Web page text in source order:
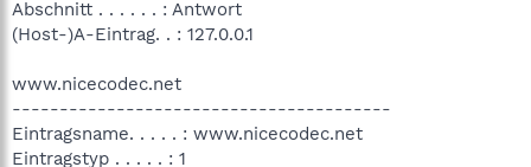
Abschnitt . . . . . . : Antwort
(Host-)A-Eintrag. . : 127.0.0.1
www.nicecodec.net
----------------------------------------
Eintragsname. . . . . : www.nicecodec.net
Eintragstyp . . . . . : 1